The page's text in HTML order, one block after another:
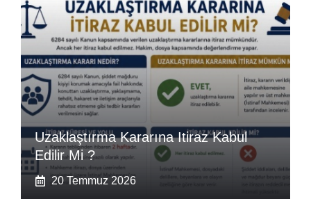
Uzaklaştırma Kararına Itiraz Kabul
Edilir Mi ?
20 Temmuz 2026